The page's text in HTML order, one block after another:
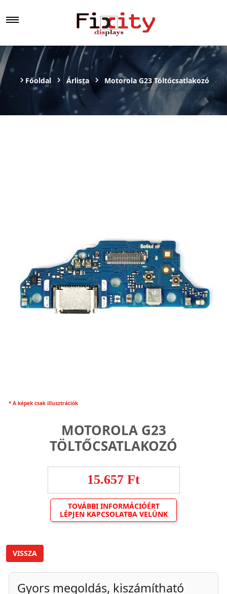
Főoldal Árlista Motorola G23 Töltőcsatlakozó
* A képek csak illusztrációk
MOTOROLA G23
TÖLTŐCSATLAKOZÓ
15.657 Ft
TOVÁBBI INFORMÁCIÓÉRT
LÉPJEN KAPCSOLATBA VELÜNK
VISSZA
Gyors megoldás, kiszámítható